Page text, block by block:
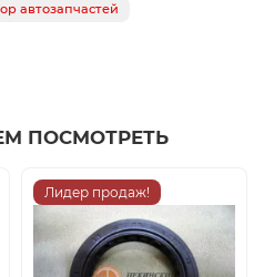
автозапчастей
ПОСМОТРЕТЬ
Лидер продаж!